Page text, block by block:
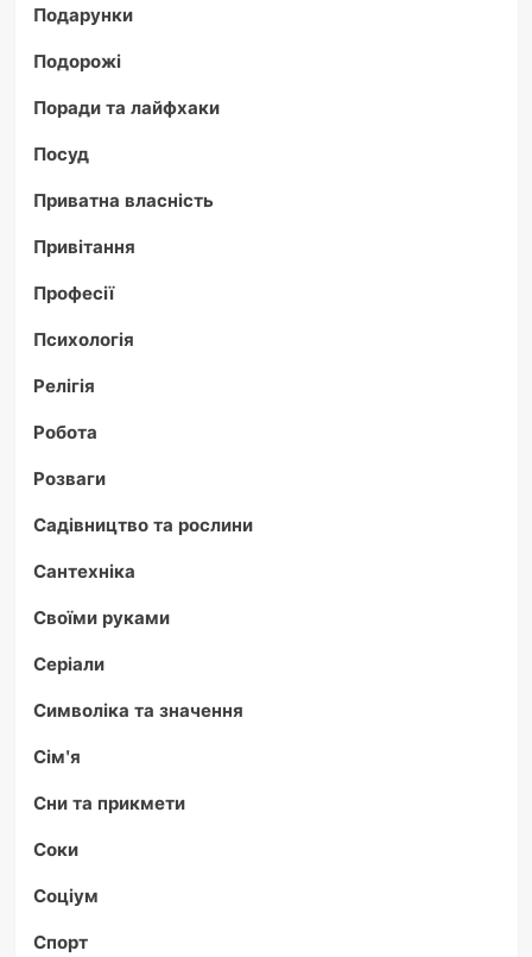
Подарунки
Подорожі
Поради та лайфхаки
Посуд
Приватна власність
Привітання
Професії
Психологія
Релігія
Робота
Розваги
Садівництво та рослини
Сантехніка
Своїми руками
Серіали
Символіка та значення
Сім'я
Сни та прикмети
Соки
Соціум
Спорт